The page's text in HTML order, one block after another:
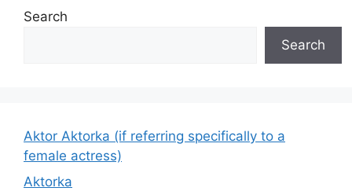
Search
Search
Aktor Aktorka (if referring specifically to a
female actress)
Aktorka